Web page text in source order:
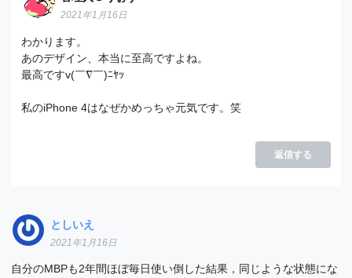
2021年1月16日
わかります。
あのデザイン、本当に至高ですよね。
最高ですv(￣∇￣)ﾆﾔｯ
私のiPhone 4はなぜかめっちゃ元気です。笑
返信する
としいえ
2021年1月16日
自分のMBPも2年間ほぼ毎日使い倒した結果，同じような状態にな